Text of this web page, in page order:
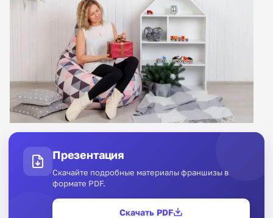
Презентация
Скачайте подробные материалы франшизы в
формате PDF.
Скачать PDF